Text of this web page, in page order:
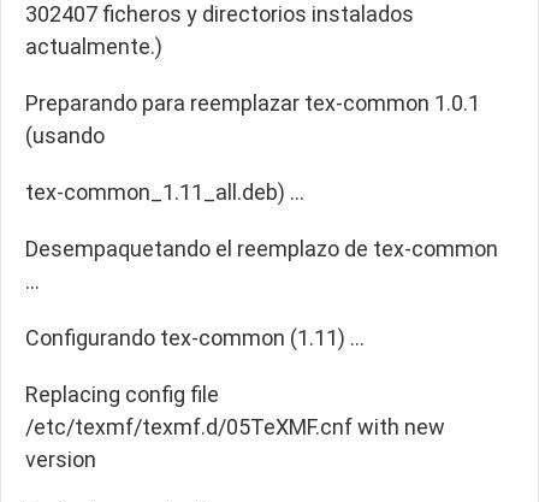
302407 ficheros y directorios instalados
actualmente.)
Preparando para reemplazar tex-common 1.0.1
(usando
tex-common_1.11_all.deb) …
Desempaquetando el reemplazo de tex-common
…
Configurando tex-common (1.11) …
Replacing config file
/etc/texmf/texmf.d/05TeXMF.cnf with new
version